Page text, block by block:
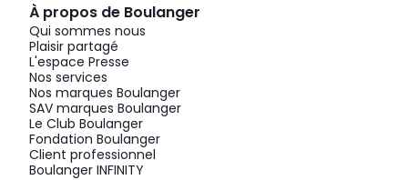
À propos de Boulanger
Qui sommes nous
Plaisir partagé
L'espace Presse
Nos services
Nos marques Boulanger
SAV marques Boulanger
Le Club Boulanger
Fondation Boulanger
Client professionnel
Boulanger INFINITY